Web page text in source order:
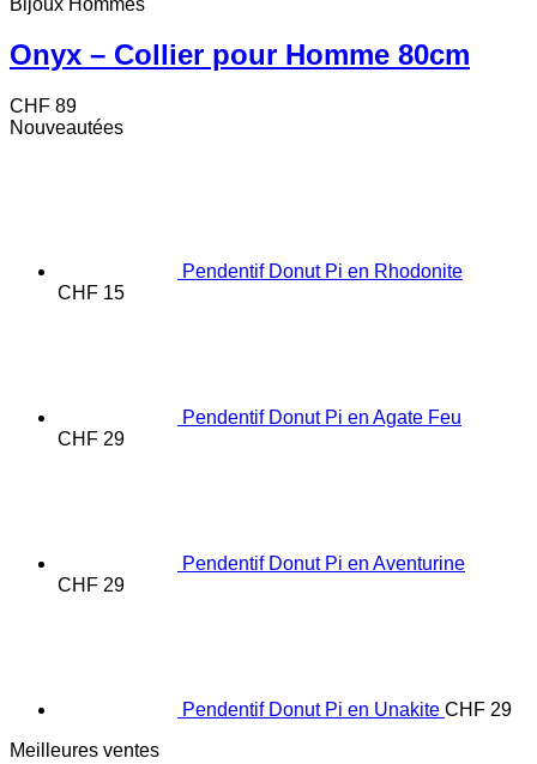
Onyx – Collier pour Homme 80cm
CHF 89
Nouveautées
Pendentif Donut Pi en Rhodonite
CHF 15
Pendentif Donut Pi en Agate Feu
CHF 29
Pendentif Donut Pi en Aventurine
CHF 29
Pendentif Donut Pi en Unakite CHF 29
Meilleures ventes